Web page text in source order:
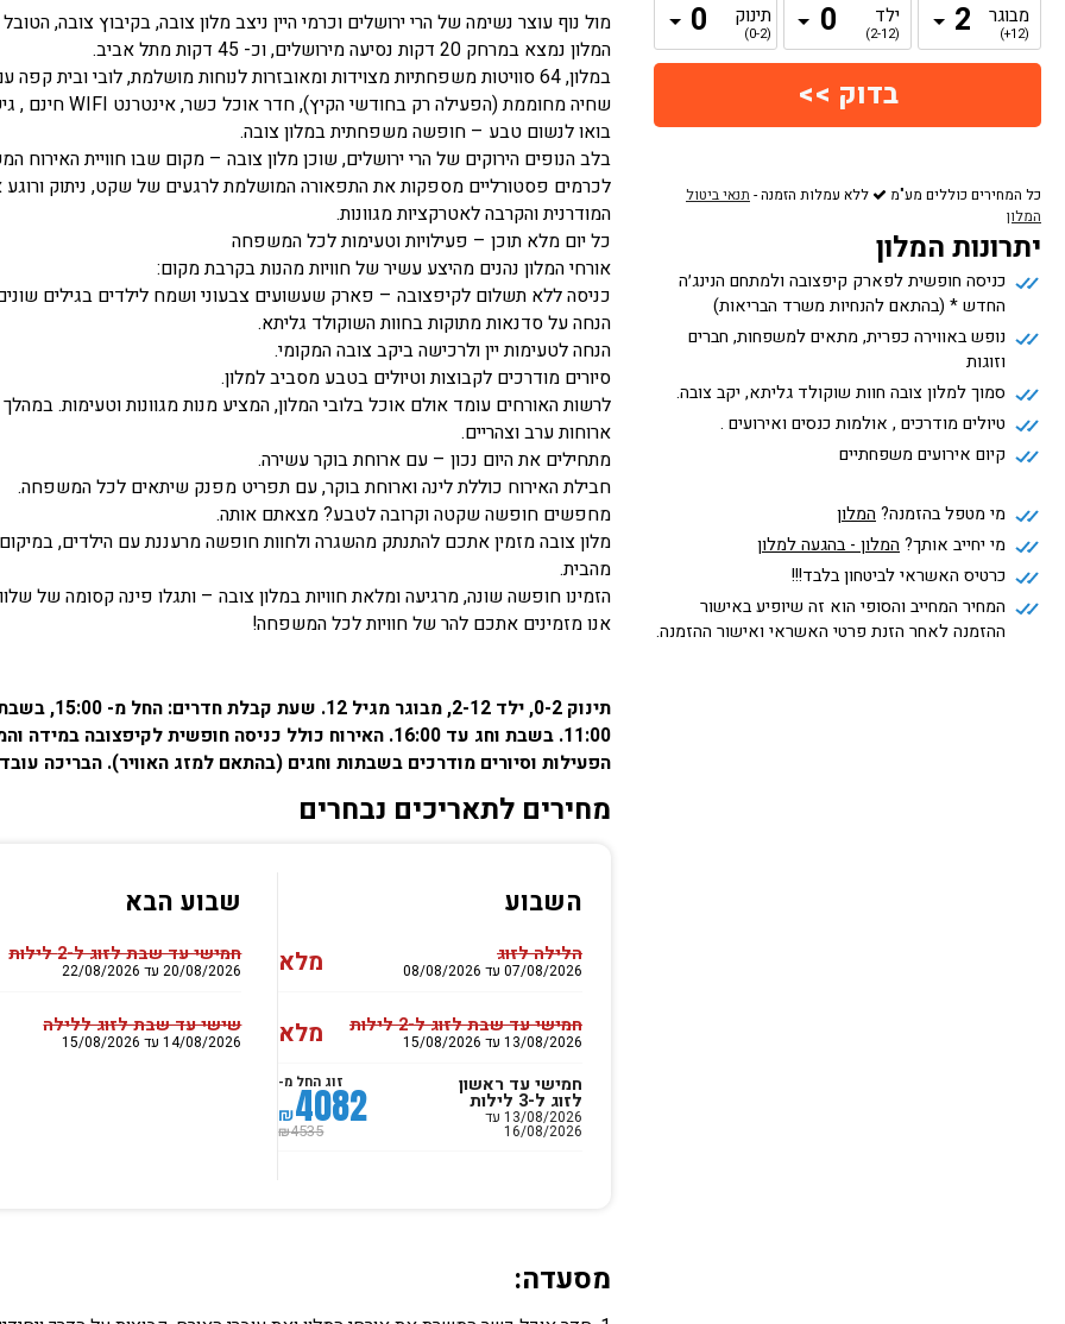
מבוגר
(12+)
ילד
(2-12)
תינוק
(0-2)
כל המחירים כוללים מע"מ ללא עמלות הזמנה- תנאי ביטול
המלון
יתרונות המלון
כניסה חופשית לפארק קיפצובה ולמתחם הנינג׳ה
החדש * (בהתאם להנחיות משרד הבריאות)
נופש באווירה כפרית, מתאים למשפחות, חברים
וזוגות
סמוך למלון צובה חוות שוקולד גליתא, יקב צובה.
טיולים מודרכים , אולמות כנסים ואירועים .
קיום אירועים משפחתיים
מי מטפל בהזמנה?המלון
מי יחייב אותך?המלון - בהגעה למלון
כרטיס האשראי לביטחון בלבד!!!
המחיר המחייב והסופי הוא זה שיופיע באישור
ההזמנה לאחר הזנת פרטי האשראי ואישור ההזמנה.
מול נוף עוצר נשימה של הרי ירושלים וכרמי היין ניצב מלון צובה, בקיבוץ צובה,
המלון נמצא במרחק 20 דקות נסיעה מירושלים, וכ- 45 דקות מתל אביב.
במלון, 64 סוויטות משפחתיות מצוידות ומאובזרות לנוחות מושלמת, לובי
שחיה מחוממת (הפעילה רק בחודשי הקיץ), חדר אוכל כשר, אינטרנט WIFI חינם , גישה לנכים וחנייה בשפע. בוודאי!
בואו לנשום טבע – חופשה משפחתית במלון צובה.
בלב הנופים הירוקים של הרי ירושלים, שוכן מלון צובה – מקום שבו חוויית
לכרמים פסטורליים מספקות את התפאורה המושלמת לרגעים של שקט, ניתוק ורוגע
המודרנית והקרבה לאטרקציות מגוונות.
כל יום מלא תוכן – פעילויות וטעימות לכל המשפחה
אורחי המלון נהנים מהיצע עשיר של חוויות מהנות בקרבת מקום:
כניסה ללא תשלום לקיפצובה – פארק שעשועים צבעוני ושמח לילדים בגילים
הנחה על סדנאות מתוקות בחוות השוקולד גליתא.
הנחה לטעימות יין ולרכישה ביקב צובה המקומי.
סיורים מודרכים לקבוצות וטיולים בטבע מסביב למלון.
לרשות האורחים עומד אולם אוכל בלובי המלון, המציע מנות מגוונות וטעימות.
ארוחות ערב וצהריים.
מתחילים את היום נכון – עם ארוחת בוקר עשירה.
חבילת האירוח כוללת לינה וארוחת בוקר, עם תפריט מפנק שיתאים לכל המשפחה.
מחפשים חופשה שקטה וקרובה לטבע? מצאתם אותה.
מלון צובה מזמין אתכם להתנתק מהשגרה ולחוות חופשה מרעננת עם הילדים,
מהבית.
הזמינו חופשה שונה, מרגיעה ומלאת חוויות במלון צובה – ותגלו פינה קסומה של
אנו מזמינים אתכם להר של חוויות לכל המשפחה!
תינוק 0-2,
11:00. בשבת וחג עד 16:00. האירוח כולל כניסה חופשית
הפעילות וסיורים מודרכים בשבתות וחגים (בהתאם למזג האוויר). הבריכה
מחירים לתאריכים נבחרים
השבוע
הלילה לזוג
07/08/2026 עד 08/08/2026 מלא
חמישי עד שבת לזוג ל-2 לילות
13/08/2026 עד 15/08/2026 מלא
חמישי עד ראשון
לזוג ל-3 לילות
13/08/2026 עד
16/08/2026
זוג החל מ-
₪4082
₪4535
שבוע הבא
חמישי עד שבת לזוג ל-2 לילות
20/08/2026 עד 22/08/2026
שישי עד שבת לזוג ללילה
14/08/2026 עד 15/08/2026
מסעדה: